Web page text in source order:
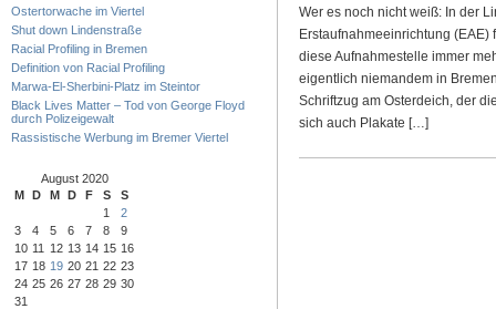
Ostertorwache im Viertel
Shut down Lindenstraße
Racial Profiling in Bremen
Definition von Racial Profiling
Marwa-El-Sherbini-Platz im Steintor
Black Lives Matter – Tod von George Floyd
durch Polizeigewalt
Rassistische Werbung im Bremer Viertel
August 2020
M D M D F S
S
1
2
3
4 5 6 7 8
9
10 11 12 13 14 15 16
17 18 19 20 21 22 23
24 25 26 27 28 29 30
31
Wer es noch nicht weiß: In der
Erstaufnahmeeinrichtung
diese Aufnahmestelle immer
eigentlich niemandem in
Schriftzug am Osterdeich, der
sich auch Plakate […]